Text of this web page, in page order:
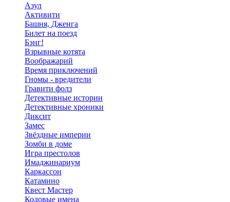
Азул
Активити
Башня, Дженга
Билет на поезд
Бэнг!
Взрывные котята
Воображарий
Время приключений
Гномы - вредители
Гравити фолз
Детективные истории
Детективные хроники
Диксит
Замес
Звёздные империи
Зомби в доме
Игра престолов
Имаджинариум
Каркассон
Катамино
Квест Мастер
Кодовые имена